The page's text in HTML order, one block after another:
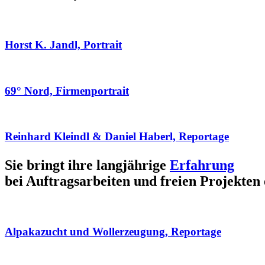
Horst K. Jandl, Portrait
69° Nord, Firmenportrait
Reinhard Kleindl & Daniel Haberl, Reportage
Sie bringt ihre langjährige Erfahrung
bei Auftragsarbeiten und freien Projekten
Alpakazucht und Wollerzeugung, Reportage